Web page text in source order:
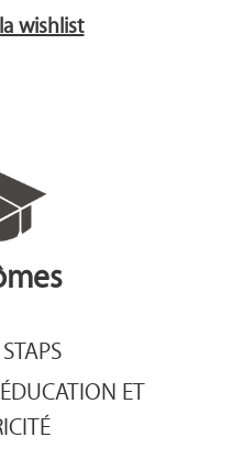
wishlist
ET